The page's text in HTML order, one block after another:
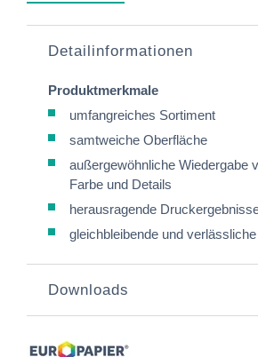
Detailinformationen
Produktmerkmale
umfangreiches Sortiment
samtweiche Oberfläche
außergewöhnliche Wiedergabe
Farbe und Details
herausragende
gleichbleibende und
Downloads